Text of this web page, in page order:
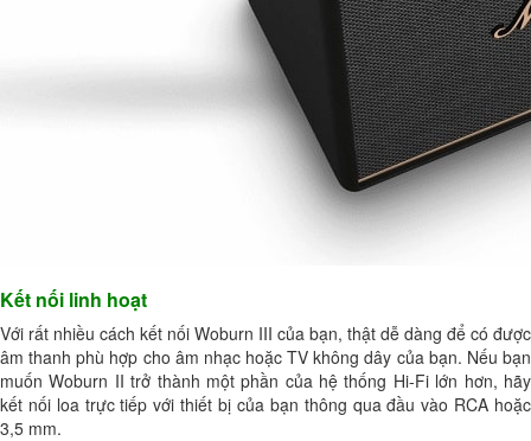
Kết nối linh hoạt
Với rất nhiều cách kết nối Woburn III của bạn, thật dễ dàng để có được
âm thanh phù hợp cho âm nhạc hoặc TV không dây của bạn. Nếu bạn
muốn Woburn II trở thành một phần của hệ thống Hi-Fi lớn hơn, hãy
kết nối loa trực tiếp với thiết bị của bạn thông qua đầu vào RCA hoặc
3,5 mm.